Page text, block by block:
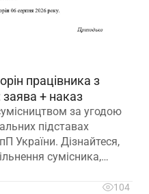
працівника з
+ наказ
за угодою
підставах
України. Дізнайтеся,
сумісника,
працівником і
104